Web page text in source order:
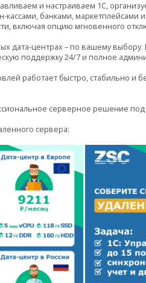
и настраиваем 1С,
кассами, банками,
включая опцию мгновенного
дата-центрах – по вашему
поддержку 24/7 и полное
работает быстро, стабильно и
серверное решение
сервера: